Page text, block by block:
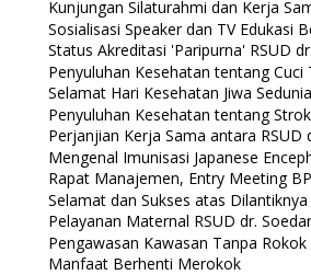
Kunjungan Silaturahmi dan Kerja
Sosialisasi Speaker dan TV Edukasi
Status Akreditasi 'Paripurna' RSUD
Penyuluhan Kesehatan tentang Cuci
Selamat Hari Kesehatan Jiwa Sedunia
Penyuluhan Kesehatan tentang
Perjanjian Kerja Sama antara RSUD
Mengenal Imunisasi Japanese
Rapat Manajemen, Entry Meeting
Selamat dan Sukses atas
Pelayanan Maternal RSUD dr.
Pengawasan Kawasan Tanpa Rokok
Manfaat Berhenti Merokok